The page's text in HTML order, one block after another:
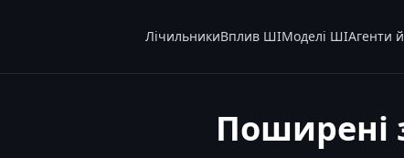
ЛічильникиВплив ШІМоделі ШІАгенти
Поширені